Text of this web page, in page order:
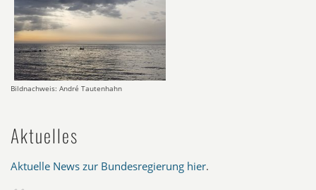
Bildnachweis: André Tautenhahn
Aktuelles
Aktuelle News zur Bundesregierung hier.